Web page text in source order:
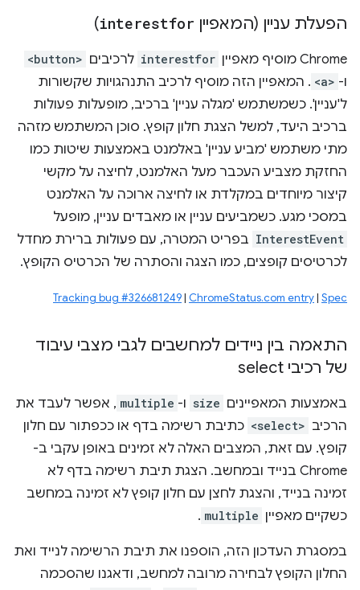
הפעלת עניין (המאפיין interestfor
)
‫Chrome מוסיף מאפיין interestfor לרכיבים <button>
ו- <a> . המאפיין הזה מוסיף לרכיב התנהגויות שקשורות
ל'עניין'. כשמשתמש 'מגלה עניין' ברכיב, מופעלות פעולות
ברכיב היעד, למשל הצגת חלון קופץ. סוכן המשתמש מזהה
מתי משתמש 'מביע עניין' באלמנט באמצעות שיטות כמו
החזקת מצביע העכבר מעל האלמנט, לחיצה על מקשי
קיצור מיוחדים במקלדת או לחיצה ארוכה על האלמנט
במסכי מגע. כשמביעים עניין או מאבדים עניין, מופעל
InterestEvent בפריט המטרה, עם פעולות ברירת מחדל
לכרטיסים קופצים, כמו הצגה והסתרה של הכרטיס הקופץ.
Tracking bug #326681249| ChromeStatus.com entry| Spec
התאמה בין ניידים למחשבים לגבי מצבי עיבוד
של רכיבי select
באמצעות המאפיינים size ו- multiple , אפשר לעבד את
הרכיב <select> כתיבת רשימה בדף או ככפתור עם חלון
קופץ. עם זאת, המצבים האלה לא זמינים באופן עקבי ב-
Chrome בנייד ובמחשב. הצגת תיבת רשימה בדף לא
זמינה בנייד, והצגת לחצן עם חלון קופץ לא זמינה במחשב
כשקיים מאפיין multiple
.
במסגרת העדכון הזה, הוספנו את תיבת הרשימה לנייד ואת
החלון הקופץ לבחירה מרובה למחשב, ודאגנו שהסכמה